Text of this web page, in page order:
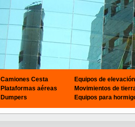
Camiones Cesta
Equipos de elevación
Plataformas aéreas
Movimientos de
Dumpers Equipos para